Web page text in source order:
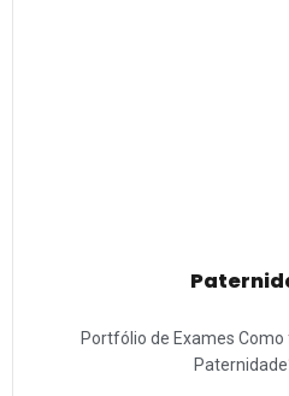
Portfólio de Exames